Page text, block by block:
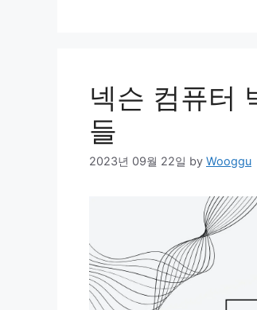
넥슨 컴퓨터
들
2023년 09월 22일 by Wooggu